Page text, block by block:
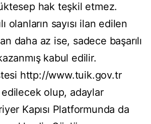
hak teşkil etmez.
olanların sayısı ilan edilen
daha az ise, sadece başarılı
kabul edilir.
http://www.tuik.gov.tr
olup, adaylar
Kapısı Platformunda da